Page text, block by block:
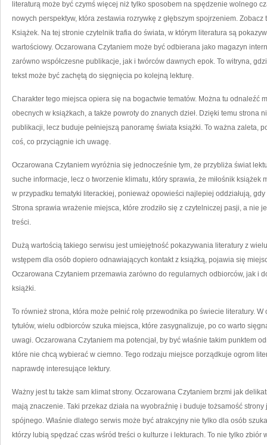
literaturą może być czymś więcej niż tylko sposobem na spędzenie wolnego
nowych perspektyw, która zestawia rozrywkę z głębszym spojrzeniem. Zobacz
Książek. Na tej stronie czytelnik trafia do świata, w którym literatura są
wartościowy. Oczarowana Czytaniem może być odbierana jako magazyn
zarówno współczesne publikacje, jak i twórców dawnych epok. To witryna,
tekst może być zachętą do sięgnięcia po kolejną lekturę.
Charakter tego miejsca opiera się na bogactwie tematów. Można tu odnaleźć
obecnych w książkach, a także powroty do znanych dzieł. Dzięki temu strona
publikacji, lecz buduje pełniejszą panoramę świata książki. To ważna zaleta,
coś, co przyciągnie ich uwagę.
Oczarowana Czytaniem wyróżnia się jednocześnie tym, że przybliża świat
suche informacje, lecz o tworzenie klimatu, który sprawia, że miłośnik książek
w przypadku tematyki literackiej, ponieważ opowieści najlepiej oddziałują,
Strona sprawia wrażenie miejsca, które zrodziło się z czytelniczej pasji, a nie
treści.
Dużą wartością takiego serwisu jest umiejętność pokazywania literatury z
wstępem dla osób dopiero odnawiających kontakt z książką, pojawia się
Oczarowana Czytaniem przemawia zarówno do regularnych odbiorców, jak i
książki.
To również strona, która może pełnić rolę przewodnika po świecie literatury.
tytułów, wielu odbiorców szuka miejsca, które zasygnalizuje, po co warto
uwagi. Oczarowana Czytaniem ma potencjał, by być właśnie takim punktem
które nie chcą wybierać w ciemno. Tego rodzaju miejsce porządkuje ogrom
naprawdę interesujące lektury.
Ważny jest tu także sam klimat strony. Oczarowana Czytaniem brzmi jak
mają znaczenie. Taki przekaz działa na wyobraźnię i buduje tożsamość
spójnego. Właśnie dlatego serwis może być atrakcyjny nie tylko dla osób
którzy lubią spędzać czas wśród treści o kulturze i lekturach. To nie tylko zbiór